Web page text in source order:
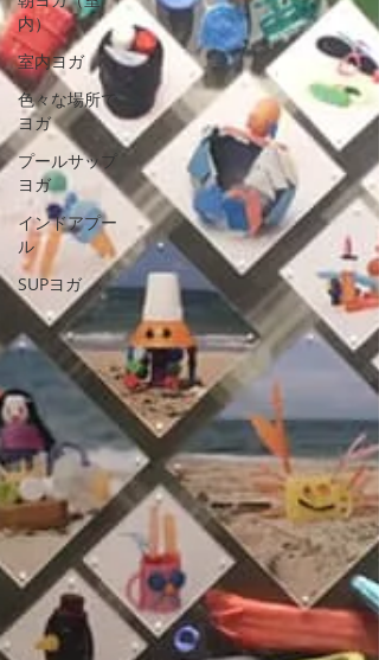
内）
室内ヨガ
色々な場所で
ヨガ
プールサップ
ヨガ
インドアプー
ル
SUPヨガ